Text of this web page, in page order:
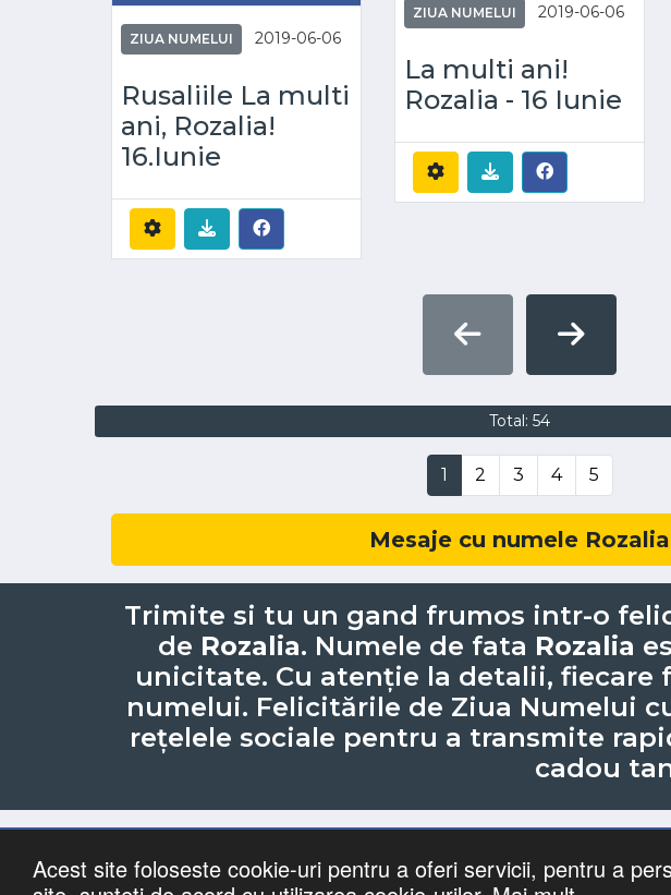
Acest site foloseste cookie-uri pentru a oferi servicii, pentru a
ZIUA NUMELUI 2019-06-06
Rusaliile La multi
ani, Rozalia!
16.Iunie
ZIUA NUMELUI 2019-06-06
La multi ani!
Rozalia - 16 Iunie
Total: 54
1 2 3 4 5
Mesaje cu numele Rozalia
Trimite si tu un gand frumos intr-o
de Rozalia. Numele de fata Rozalia
unicitate. Cu atenție la detalii, fiecare
numelui. Felicitările de Ziua Numelui
rețelele sociale pentru a transmite
cadou
Lista cu nume Căutari Zile